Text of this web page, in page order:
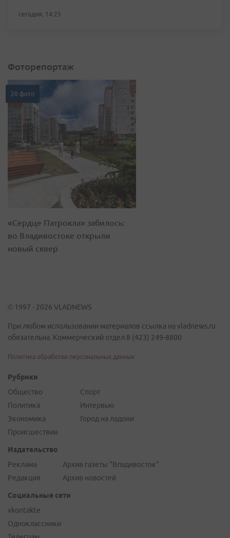
сегодня, 14:25
Фоторепортаж
20 фото
«Сердце Патрокла» забилось:
во Владивостоке открыли
новый сквер
© 1997 - 2026 VLADNEWS
При любом использовании материалов ссылка на vladnews.ru
обязательна. Коммерческий отдел 8 (423) 249-8800
Политика обработки персональных данных
Рубрики
Общество
Политика
Экономика
Происшествия
Спорт
Интервью
Город на ладони
Издательство
Реклама
Редакция
Архив газеты "Владивосток"
Архив новостей
Социальные сети
vkontakte
Одноклассники